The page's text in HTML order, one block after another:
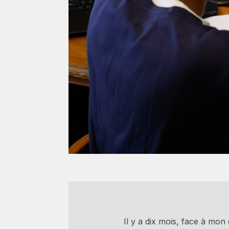
Il y a dix mois, face à mon